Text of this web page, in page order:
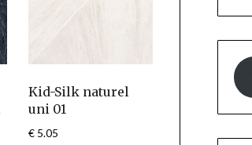
Kid-Silk naturel
uni 01
€ 5.05